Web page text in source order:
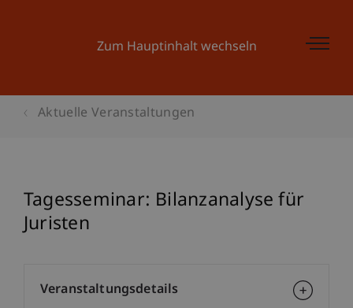
Zum Hauptinhalt wechseln
Aktuelle Veranstaltungen
Tagesseminar: Bilanzanalyse für
Juristen
Veranstaltungsdetails